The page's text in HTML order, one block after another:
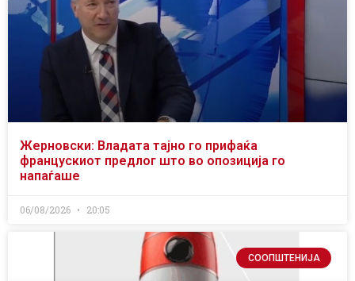
Жерновски: Владата тајно го прифаќа
францускиот предлог што во опозиција го
напаѓаше
06/08/2026 20:05
СООПШТЕНИЈА